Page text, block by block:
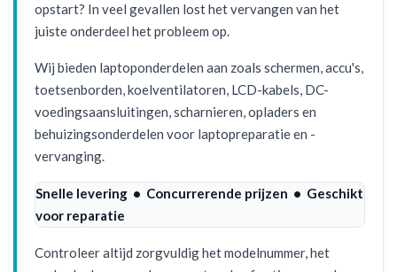
opstart? In veel gevallen lost het vervangen van het
juiste onderdeel het probleem op.
Wij bieden laptoponderdelen aan zoals schermen, accu's,
toetsenborden, koelventilatoren, LCD-kabels, DC-
voedingsaansluitingen, scharnieren, opladers en
behuizingsonderdelen voor laptopreparatie en -
vervanging.
Snelle levering • Concurrerende prijzen • Geschikt
voor reparatie
Controleer altijd zorgvuldig het modelnummer, het